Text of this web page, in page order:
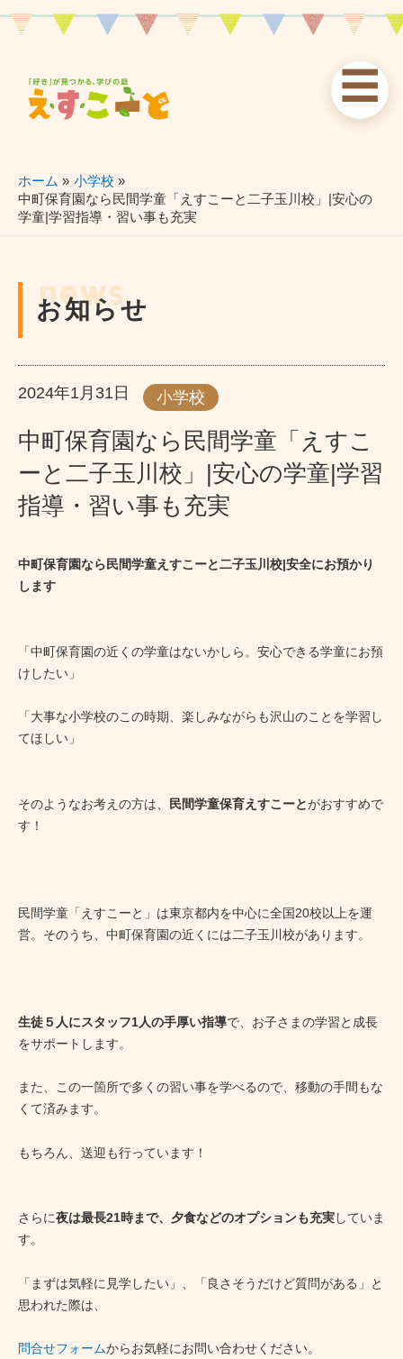
☰
お知らせ
news
えすこーと 各校案内
schools
ホーム
小学校
中町保育園なら民間学童「えすこーと二子玉川校」|安心の
学童|学習指導・習い事も充実
news
お知らせ
2024年1月31日 小学校
中町保育園なら民間学童「えすこ
ーと二子玉川校」|安心の学童|学習
指導・習い事も充実
中町保育園なら民間学童えすこーと二子玉川校|安全にお預かり
します
「中町保育園の近くの学童はないかしら。安心できる学童にお預
けしたい」
「大事な小学校のこの時期、楽しみながらも沢山のことを学習し
てほしい」
そのようなお考えの方は、 民間学童保育えすこーとがおすすめで
す！
民間学童「えすこーと」は東京都内を中心に全国20校以上を運
営。そのうち、中町保育園の近くには二子玉川校があります。
生徒５人にスタッフ1人の手厚い指導で、お子さまの学習と成長
をサポートします。
また、この一箇所で多くの習い事を学べるので、移動の手間もな
くて済みます。
もちろん、送迎も行っています！
さらに夜は最長21時まで、夕食などのオプションも充実していま
す。
「まずは気軽に見学したい」、「良さそうだけど質問がある」と
思われた際は、
問合せフォームからお気軽にお問い合わせください。